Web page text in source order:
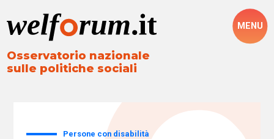
Osservatorio nazionale
sulle politiche sociali
MENU
Persone con disabilità